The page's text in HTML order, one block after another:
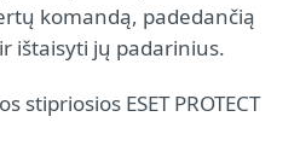
komandą, padedančią
ištaisyti jų padarinius.
stipriosios ESET PROTECT